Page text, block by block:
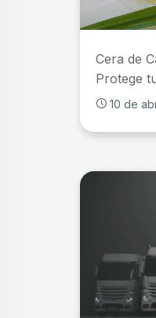
Cera de
Protege
10 de